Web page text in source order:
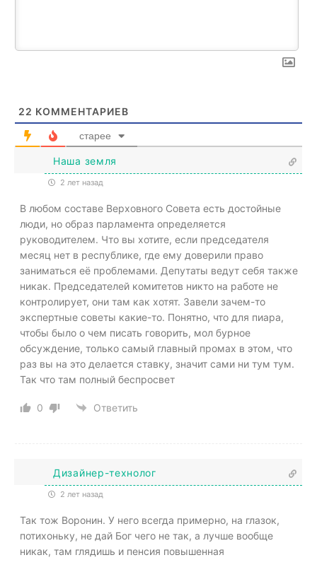
22 КОММЕНТАРИЕВ
старее
Наша земля
2 лет назад
В любом составе Верховного Совета есть достойные
люди, но образ парламента определяется
руководителем. Что вы хотите, если председателя
месяц нет в республике, где ему доверили право
заниматься её проблемами. Депутаты ведут себя также
никак. Председателей комитетов никто на работе не
контролирует, они там как хотят. Завели зачем-то
экспертные советы какие-то. Понятно, что для пиара,
чтобы было о чем писать говорить, мол бурное
обсуждение, только самый главный промах в этом, что
раз вы на это делается ставку, значит сами ни тум тум.
Так что там полный беспросвет
0 Ответить
Дизайнер-технолог
2 лет назад
Так тож Воронин. У него всегда примерно, на глазок,
потихоньку, не дай Бог чего не так, а лучше вообще
никак, там глядишь и пенсия повышенная